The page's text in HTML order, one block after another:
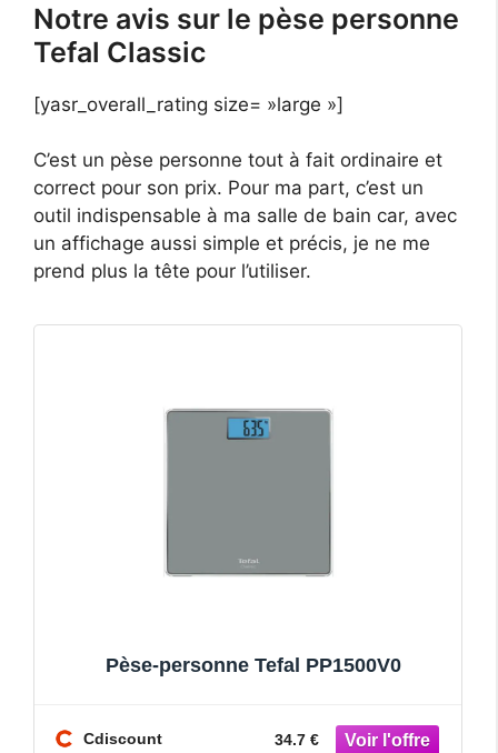
Notre avis sur le pèse personne
Tefal Classic
[yasr_overall_rating size= »large »]
C’est un pèse personne tout à fait ordinaire et
correct pour son prix. Pour ma part, c’est un
outil indispensable à ma salle de bain car, avec
un affichage aussi simple et précis, je ne me
prend plus la tête pour l’utiliser.
Pèse-personne Tefal PP1500V0
Cdiscount 34.7 €